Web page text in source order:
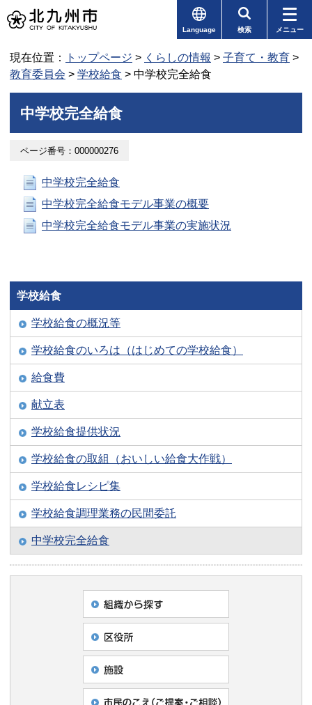
Language 検索 メニュー
現在位置： トップページ > くらしの情報 > 子育て・教育 >
教育委員会 > 学校給食 > 中学校完全給食
中学校完全給食
ページ番号：000000276
中学校完全給食
中学校完全給食モデル事業の概要
中学校完全給食モデル事業の実施状況
学校給食
学校給食の概況等
学校給食のいろは（はじめての学校給食）
給食費
献立表
学校給食提供状況
学校給食の取組（おいしい給食大作戦）
学校給食レシピ集
学校給食調理業務の民間委託
中学校完全給食